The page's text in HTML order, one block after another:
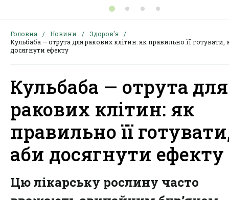
Головна Новини
Здоров'я
Кульбаба — отрута для ракових клітин: як правильно її готувати,
досягнути ефекту
Кульбаба — отрута для
ракових клітин: як
правильно її
аби досягнути ефекту
Цю лікарську рослину часто